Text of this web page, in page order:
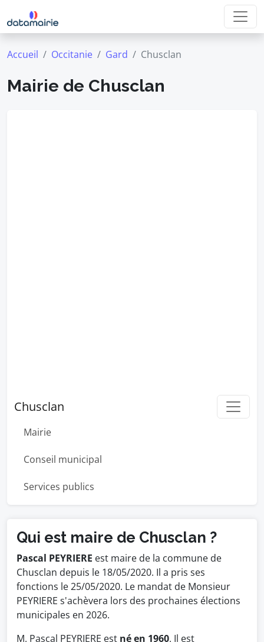
Accueil Occitanie Gard Chusclan
Mairie de Chusclan
Chusclan
Mairie
Conseil municipal
Services publics
Qui est maire de Chusclan ?
Pascal PEYRIERE est maire de la commune de
Chusclan depuis le 18/05/2020. Il a pris ses
fonctions le 25/05/2020. Le mandat de Monsieur
PEYRIERE s'achèvera lors des prochaines élections
municipales en 2026.
M. Pascal PEYRIERE est né en 1960. Il est